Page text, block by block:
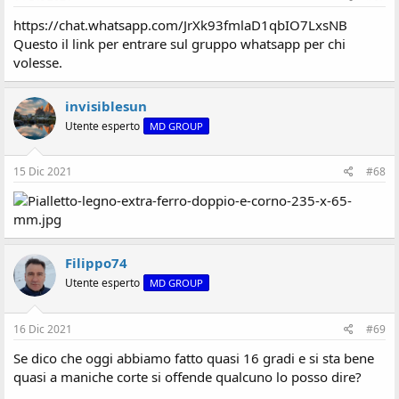
https://chat.whatsapp.com/JrXk93fmlaD1qbIO7LxsNB
Questo il link per entrare sul gruppo whatsapp per chi
volesse.
invisiblesun
Utente esperto MD GROUP
15 Dic 2021 #68
Filippo74
Utente esperto MD GROUP
16 Dic 2021 #69
Se dico che oggi abbiamo fatto quasi 16 gradi e si sta bene
quasi a maniche corte si offende qualcuno lo posso dire?